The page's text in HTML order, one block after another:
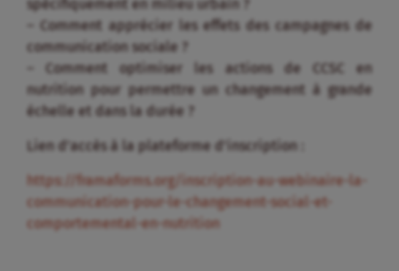
spécifiquement en milieu urbain ?
– Comment apprécier les effets des campagnes de
communication sociale ?
– Comment optimiser les actions de CCSC en
nutrition pour permettre un changement à grande
échelle et dans la durée ?
Lien d’accès à la plateforme d’inscription :
https://framaforms.org/inscription-au-webinaire-la-
communication-pour-le-changement-social-et-
comportemental-en-nutrition